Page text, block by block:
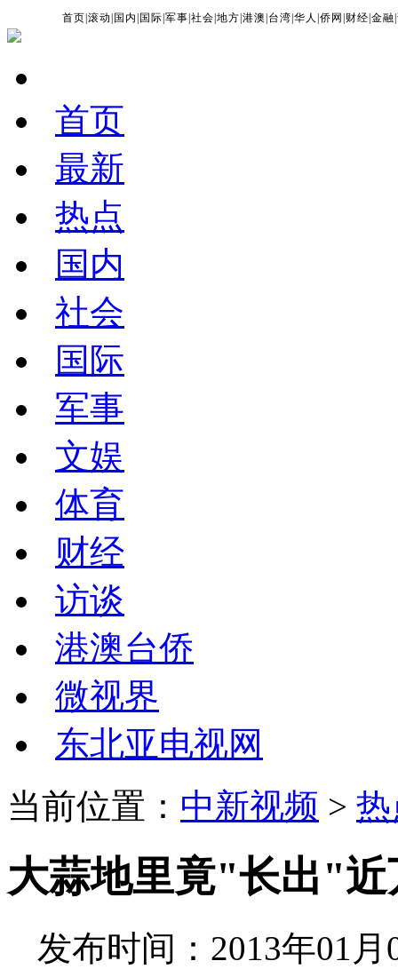
首页 |滚动 国内 国际 |军事 |社会 |地方 |港澳 台湾 |华人 |侨网 财经 |金融 |
首页
最新
热点
国内
社会
国际
军事
文娱
体育
财经
访谈
港澳台侨
微视界
东北亚电视网
当前位置： 中新视频 >
大蒜地里竟"长出"近
发布时间：2013年01月